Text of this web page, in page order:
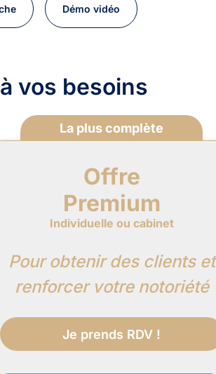
Démo vidéo
vos besoins
La plus complète
Offre
Premium
Individuelle ou cabinet
Pour obtenir des clients et
renforcer votre notoriété
Je prends RDV !